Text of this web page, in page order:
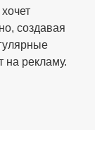
создавая
на рекламу.